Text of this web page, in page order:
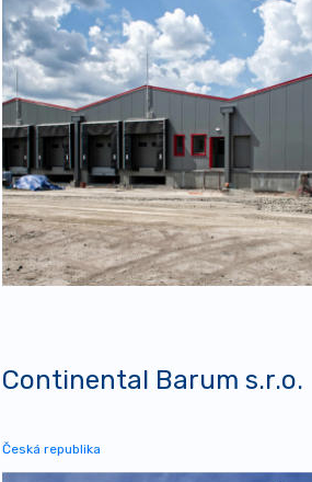
Continental Barum s.r.o.
Česká republika